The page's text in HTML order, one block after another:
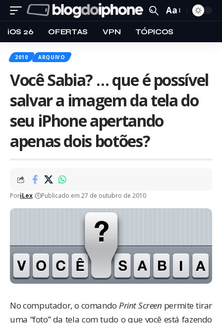
Aa
iOS 26 OFERTAS VPN TÓPICOS
2010 ARQUIVO
Você Sabia? … que é possível
salvar a imagem da tela do
seu iPhone apertando
apenas dois botões?
PoriLex Publicado em 27 de outubro de 2010
No computador, o comando Print Screen permite tirar
uma “foto” da tela com tudo o que você está fazendo